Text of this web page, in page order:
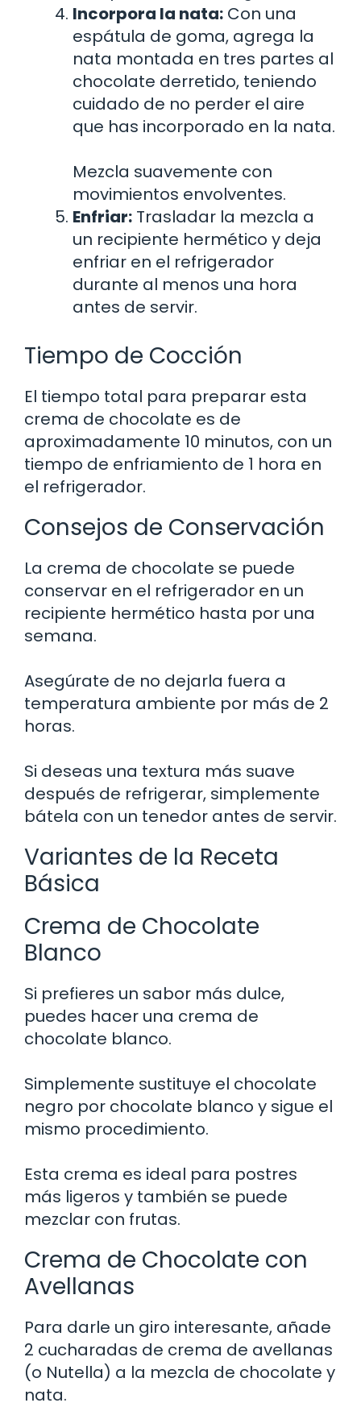
Incorpora la nata: Con una
espátula de goma, agrega la
nata montada en tres partes al
chocolate derretido, teniendo
cuidado de no perder el aire
que has incorporado en la nata.
Mezcla suavemente con
movimientos envolventes.
Enfriar: Trasladar la mezcla a
un recipiente hermético y deja
enfriar en el refrigerador
durante al menos una hora
antes de servir.
Tiempo de Cocción
El tiempo total para preparar esta
crema de chocolate es de
aproximadamente 10 minutos, con un
tiempo de enfriamiento de 1 hora en
el refrigerador.
Consejos de Conservación
La crema de chocolate se puede
conservar en el refrigerador en un
recipiente hermético hasta por una
semana.
Asegúrate de no dejarla fuera a
temperatura ambiente por más de 2
horas.
Si deseas una textura más suave
después de refrigerar, simplemente
bátela con un tenedor antes de servir.
Variantes de la Receta
Básica
Crema de Chocolate
Blanco
Si prefieres un sabor más dulce,
puedes hacer una crema de
chocolate blanco.
Simplemente sustituye el chocolate
negro por chocolate blanco y sigue el
mismo procedimiento.
Esta crema es ideal para postres
más ligeros y también se puede
mezclar con frutas.
Crema de Chocolate con
Avellanas
Para darle un giro interesante, añade
2 cucharadas de crema de avellanas
(o Nutella) a la mezcla de chocolate y
nata.